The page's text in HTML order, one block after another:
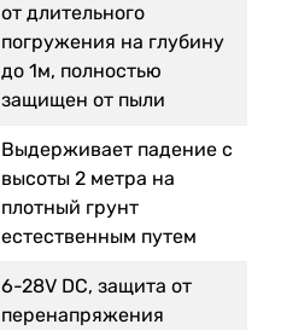
от длительного
погружения на глубину
до 1м, полностью
защищен от пыли
Выдерживает падение с
высоты 2 метра на
плотный грунт
естественным путем
6-28V DC, защита от
перенапряжения